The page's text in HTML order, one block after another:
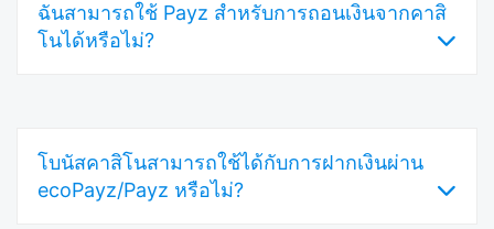
ฝากเงินผ่าน Payz อย่างไรก็ตาม Payz อาจคิดค่า
ธรรมเนียมสำหรับการดำเนินการบางอย่าง เช่น
แน่นอนขึ้นอยู่กับระดับบัญชีของคุณและวิธีการที่
คุณใช้ กรุณาตรวจสอบตารางค่าธรรมเนียมของ
ฉันสามารถใช้ Payz สำหรับการถอนเงินจากคาสิ
โนได้หรือไม่?
จะส่งเงินรางวัลของคุณไปยังบัญชี Payz ของคุณ
และจากนั้นคุณสามารถโอนเงินไปยังบัญชี
โบนัสคาสิโนสามารถใช้ได้กับการฝากเงินผ่าน
ecoPayz/Payz หรือไม่?